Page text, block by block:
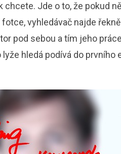
chcete. Jde o to, že pokud
vyhledávač najde
pod sebou a tím jeho práce
hledá podívá do prvního